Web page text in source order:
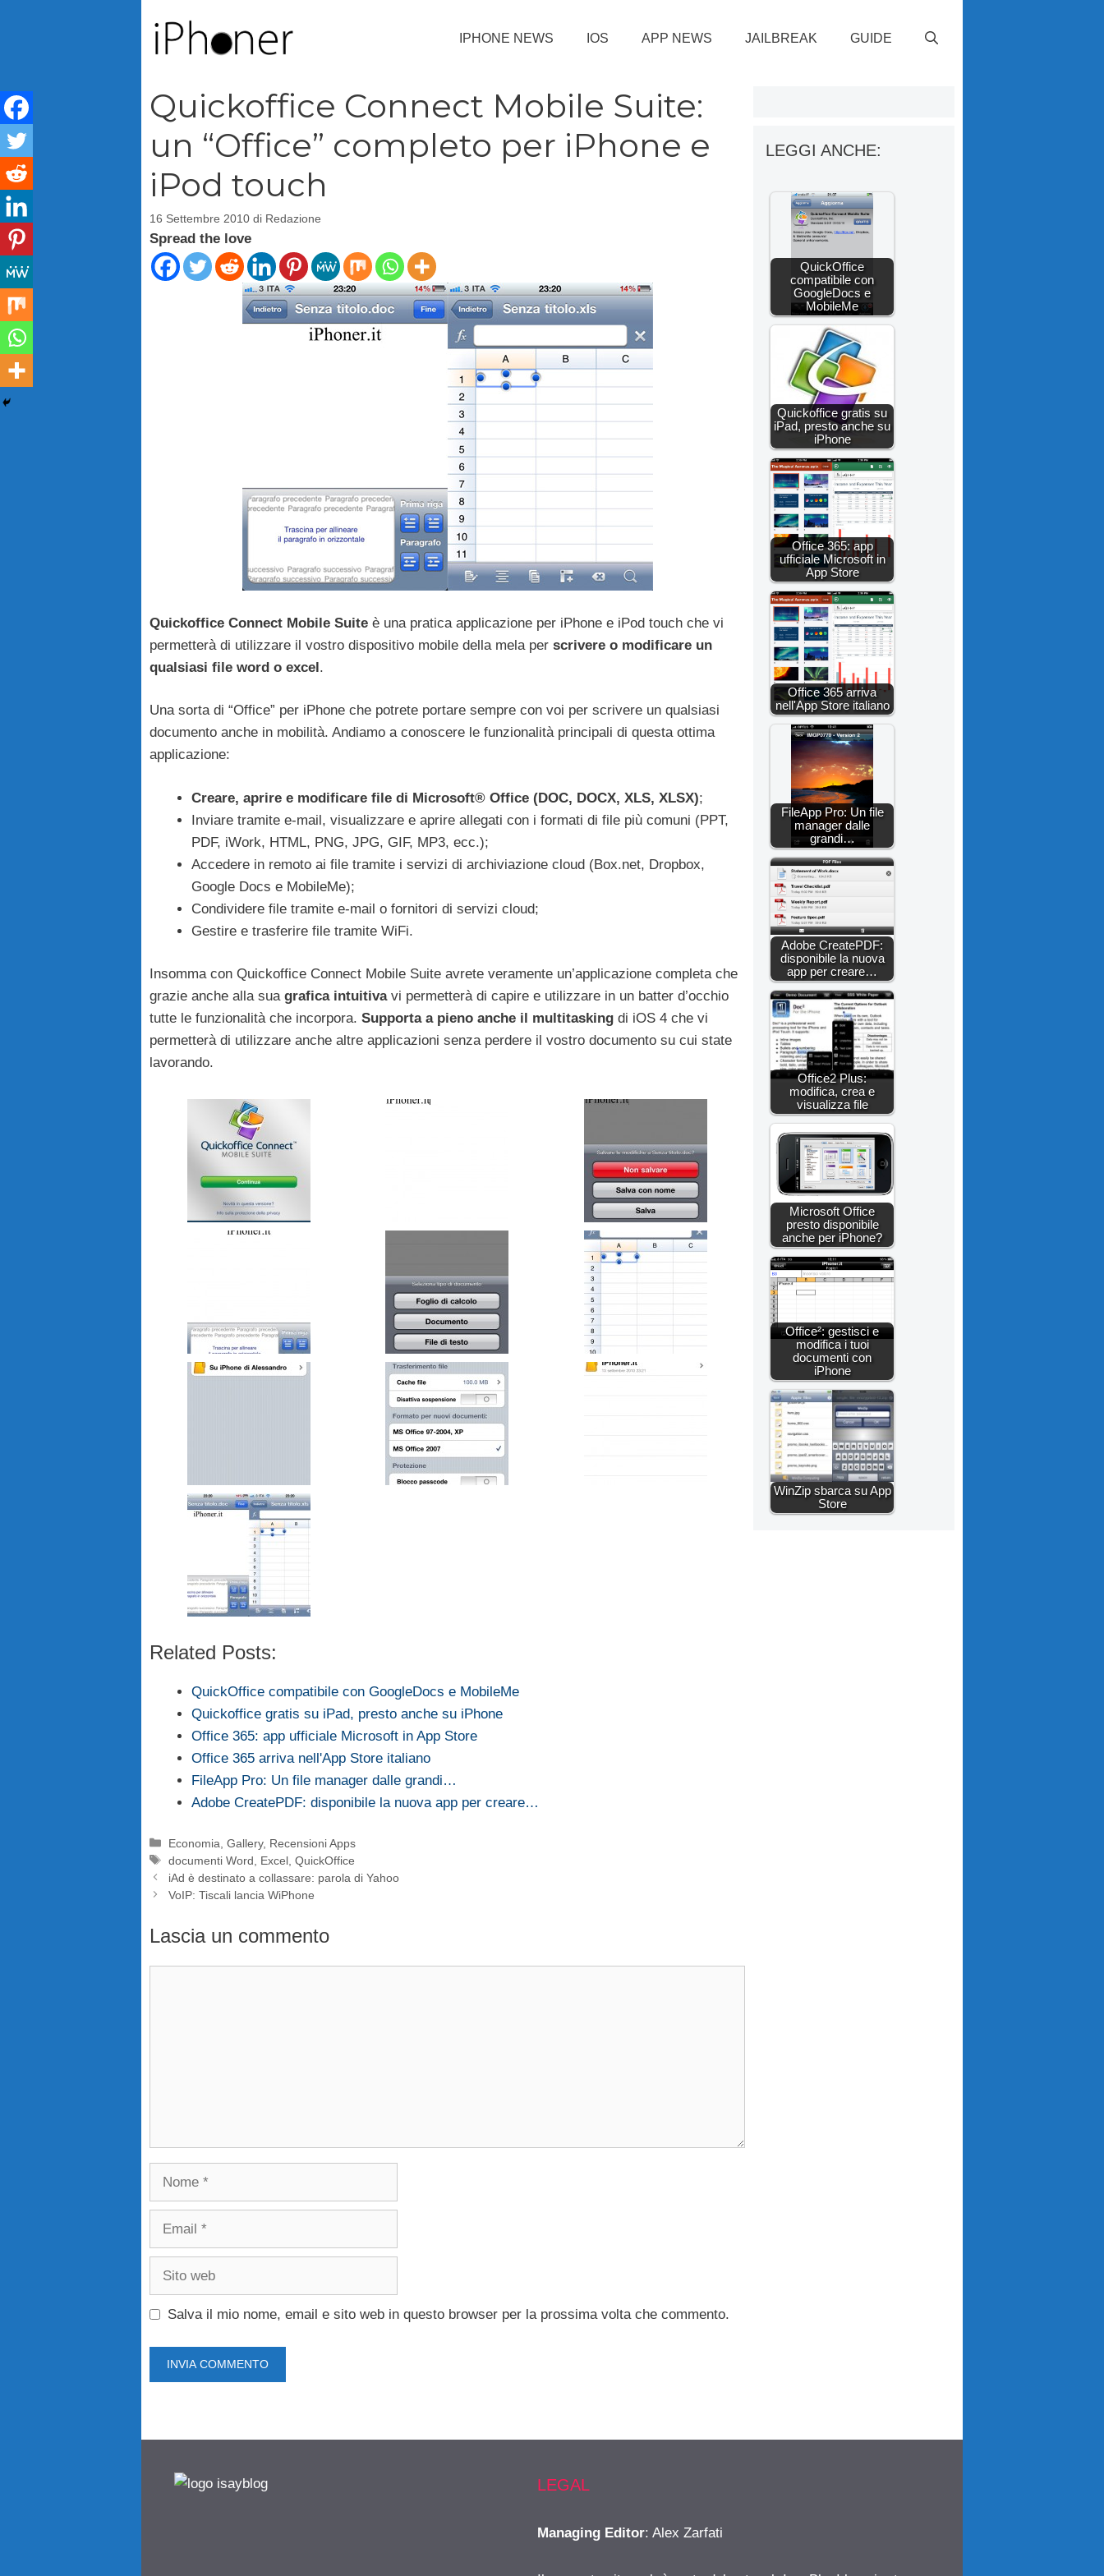
IPHONE NEWS IOS APP NEWS JAILBREAK GUIDE
Quickoffice Connect Mobile Suite:
un “Office” completo per iPhone e
iPod touch
16 Settembre 2010 di Redazione
Spread the love
Quickoffice Connect Mobile Suite è una pratica applicazione per iPhone e iPod touch che vi
permetterà di utilizzare il vostro dispositivo mobile della mela per scrivere o modificare un
qualsiasi file word o excel.
Una sorta di “Office” per iPhone che potrete portare sempre con voi per scrivere un qualsiasi
documento anche in mobilità. Andiamo a conoscere le funzionalità principali di questa ottima
applicazione:
Creare, aprire e modificare file di Microsoft® Office (DOC, DOCX, XLS, XLSX);
Inviare tramite e-mail, visualizzare e aprire allegati con i formati di file più comuni (PPT,
PDF, iWork, HTML, PNG, JPG, GIF, MP3, ecc.);
Accedere in remoto ai file tramite i servizi di archiviazione cloud (Box.net, Dropbox,
Google Docs e MobileMe);
Condividere file tramite e-mail o fornitori di servizi cloud;
Gestire e trasferire file tramite WiFi.
Insomma con Quickoffice Connect Mobile Suite avrete veramente un’applicazione completa che
grazie anche alla sua grafica intuitivavi permetterà di capire e utilizzare in un batter d’occhio
tutte le funzionalità che incorpora. Supporta a pieno anche il multitasking di iOS 4 che vi
permetterà di utilizzare anche altre applicazioni senza perdere il vostro documento su cui state
lavorando.
Related Posts:
QuickOffice compatibile con GoogleDocs e MobileMe
Quickoffice gratis su iPad, presto anche su iPhone
Office 365: app ufficiale Microsoft in App Store
Office 365 arriva nell'App Store italiano
FileApp Pro: Un file manager dalle grandi…
Adobe CreatePDF: disponibile la nuova app per creare…
Categorie
Economia ,Gallery, Recensioni Apps
Tag
documenti Word Excel ,QuickOffice
iAd è destinato a collassare: parola di Yahoo
VoIP: Tiscali lancia WiPhone
Lascia un commento
Nome
Email
Sito
Salva il mio nome, email e sito web in questo browser per la prossima volta che commento.
LEGGI ANCHE:
QuickOffice
compatibile con
GoogleDocs e
MobileMe
Quickoffice gratis su
iPad, presto anche su
iPhone
Office 365: app
ufficiale Microsoft in
App Store
Office 365 arriva
nell'App Store italiano
FileApp Pro: Un file
manager dalle
grandi…
Adobe CreatePDF:
disponibile la nuova
app per creare…
Office2 Plus:
modifica, crea e
visualizza file
Microsoft Office
presto disponibile
anche per iPhone?
Office²: gestisci e
modifica i tuoi
documenti con
iPhone
WinZip sbarca su App
Store
LEGAL
Managing Editor: Alex Zarfati